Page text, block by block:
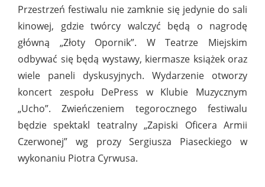
Przestrzeń festiwalu nie zamknie się jedynie do sali
kinowej, gdzie twórcy walczyć będą o nagrodę
główną „Złoty Opornik”. W Teatrze Miejskim
odbywać się będą wystawy, kiermasze książek oraz
wiele paneli dyskusyjnych. Wydarzenie otworzy
koncert zespołu DePress w Klubie Muzycznym
„Ucho”. Zwieńczeniem tegorocznego festiwalu
będzie spektakl teatralny „Zapiski Oficera Armii
Czerwonej” wg prozy Sergiusza Piaseckiego w
wykonaniu Piotra Cyrwusa.